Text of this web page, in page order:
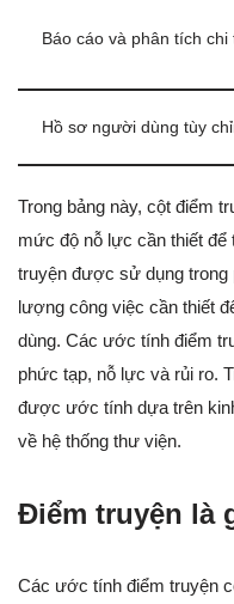
Báo cáo và phân tích chi
Hồ sơ người dùng tùy
Trong bảng này, cột điểm
mức độ nỗ lực cần thiết để
truyện được sử dụng trong
lượng công việc cần thiết
dùng. Các ước tính điểm
phức tạp, nỗ lực và rủi ro.
được ước tính dựa trên
về hệ thống thư viện.
Điểm truyện là
Các ước tính điểm truyện